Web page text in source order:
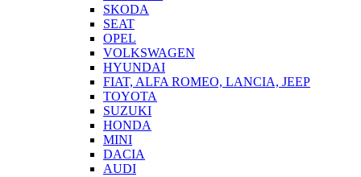
SKODA
SEAT
OPEL
VOLKSWAGEN
HYUNDAI
FIAT, ALFA ROMEO, LANCIA, JEEP
TOYOTA
SUZUKI
HONDA
MINI
DACIA
AUDI